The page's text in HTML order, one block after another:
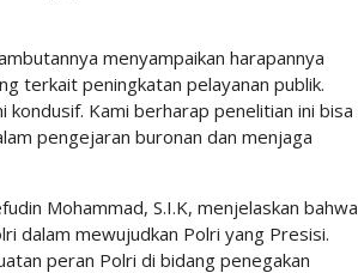
menyampaikan harapannya
terkait peningkatan pelayanan publik.
Kami berharap penelitian ini bisa
pengejaran buronan dan menjaga
Mohammad, S.I.K, menjelaskan bahwa
dalam mewujudkan Polri yang Presisi.
peran Polri di bidang penegakan